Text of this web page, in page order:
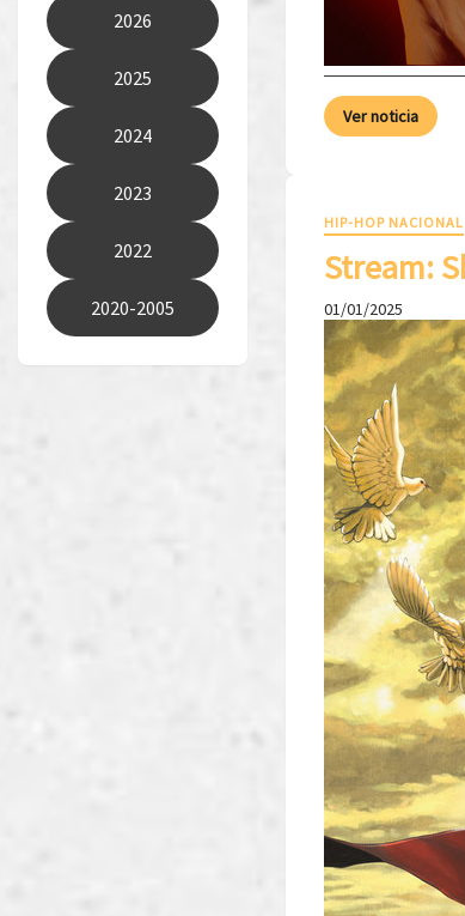
2026
2025
2024
2023
2022
2020-2005
Ver noticia
HIP-HOP NACIONAL
Stream:
01/01/2025